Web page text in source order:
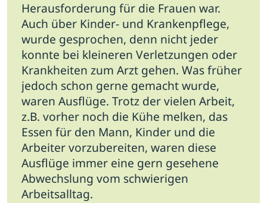
Herausforderung für die Frauen war.
Auch über Kinder- und Krankenpflege,
wurde gesprochen, denn nicht jeder
konnte bei kleineren Verletzungen oder
Krankheiten zum Arzt gehen. Was früher
jedoch schon gerne gemacht wurde,
waren Ausflüge. Trotz der vielen Arbeit,
z.B. vorher noch die Kühe melken, das
Essen für den Mann, Kinder und die
Arbeiter vorzubereiten, waren diese
Ausflüge immer eine gern gesehene
Abwechslung vom schwierigen
Arbeitsalltag.